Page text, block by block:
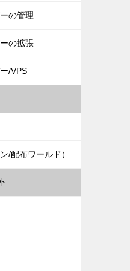
の管理
の拡張
/VPS
/配布ワールド）